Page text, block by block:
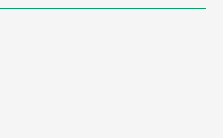
ンの耳」と1.4万人困惑